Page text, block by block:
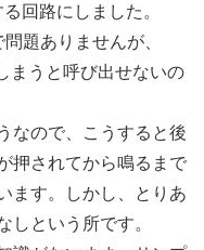
回路にしました。
題ありませんが、
まうと呼び出せないの
なので、こうすると後
押されてから鳴るまで
ます。しかし、とりあ
しという所です。